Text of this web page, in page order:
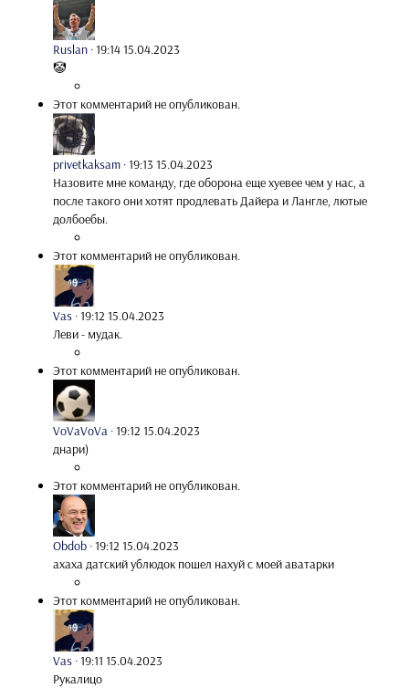
Ruslan ·19:14 15.04.2023
🤡
Этот комментарий не опубликован.
privetkaksam ·19:13 15.04.2023
Назовите мне команду, где оборона еще хуевее чем у нас, а
после такого они хотят продлевать Дайера и Лангле, лютые
долбоебы.
Этот комментарий не опубликован.
Vas ·19:12 15.04.2023
Леви - мудак.
Этот комментарий не опубликован.
VoVaVoVa ·19:12 15.04.2023
днари)
Этот комментарий не опубликован.
Obdob ·19:12 15.04.2023
ахаха датский ублюдок пошел нахуй с моей аватарки
Этот комментарий не опубликован.
Vas ·19:11 15.04.2023
Рукалицо